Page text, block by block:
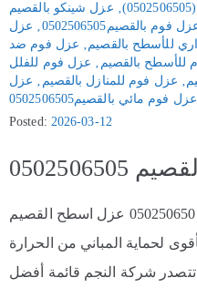
‚ عزل شينكو بالقصيم
فوم بالقصيم0502506505 ‚ عزل
للأسطح بالقصيم‚ عزل فوم ضد
للأسطح بالقصيم ‚ عزل فوم للفلل
‚ عزل فوم للمنازل بالقصيم ‚ عزل
عزل فوم مائي بالقصيم0502506505
Posted: 2026-03-12
عزل اسطح القصيم 0502506505 عزل اسطح القصيم
الأقوى لحماية المباني من الحرارة
تتصدر شركة النجم قائمة أفضل